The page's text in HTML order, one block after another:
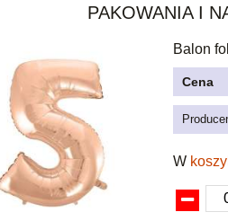
PAKOWANIA I
Balon
Cena
W